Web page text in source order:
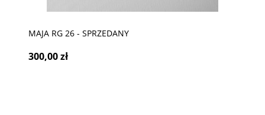
MAJA RG 26 - SPRZEDANY
300,00 zł